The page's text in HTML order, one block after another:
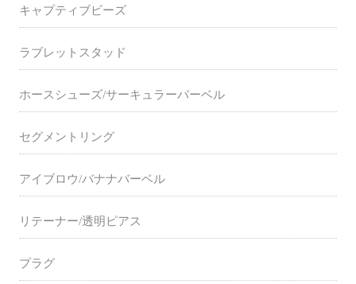
キャプティブビーズ
ラブレットスタッド
ホースシューズ/サーキュラーバーベル
セグメントリング
アイブロウ/バナナバーベル
リテーナー/透明ピアス
プラグ